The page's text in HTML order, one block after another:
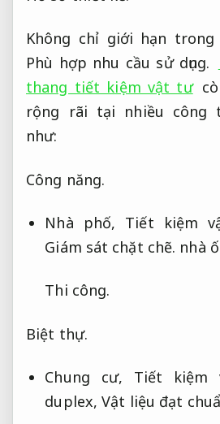
Không chỉ giới hạn trong
Phù hợp nhu cầu sử dụng.
thang tiết kiệm vật tư
rộng rãi tại nhiều công
như:
Công năng.
Nhà phố, Tiết kiệm
Giám sát chặt chẽ. nhà
Thi công.
Biệt thự.
Chung cư, Tiết kiệm
duplex,Vật liệu đạt